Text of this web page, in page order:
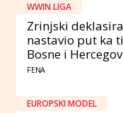
WWIN LIGA
Zrinjski
nastavio put ka
Bosne i
FENA
EUROPSKI MODEL